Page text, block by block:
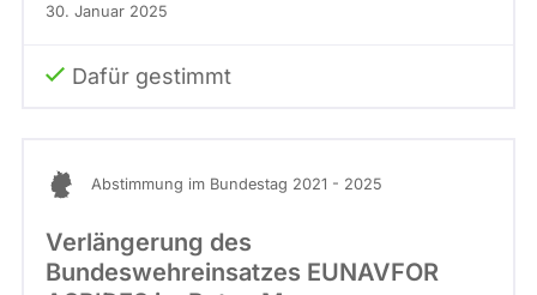
30. Januar 2025
Dafür gestimmt
Abstimmung im Bundestag 2021 - 2025
Verlängerung des
Bundeswehreinsatzes EUNAVFOR